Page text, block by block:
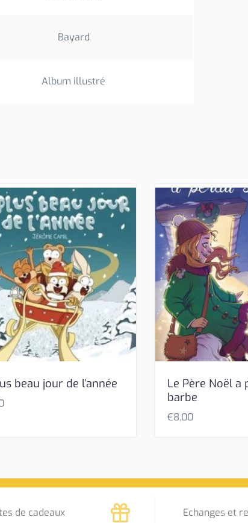
Bayard
Album illustré
beau jour de l’année
Le Père Noël a
barbe
€8,00
de cadeaux Echanges et